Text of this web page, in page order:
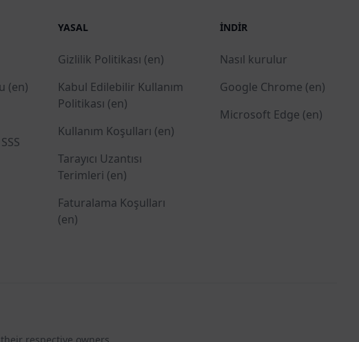
(en)
YASAL
Gizlilik Politikası (en)
Kabul Edilebilir Kullanım
Politikası (en)
Kullanım Koşulları (en)
Tarayıcı Uzantısı
Terimleri (en)
Faturalama Koşulları
(en)
İNDIR
Nasıl kurulur
Google Chrome (en)
Microsoft Edge (en)